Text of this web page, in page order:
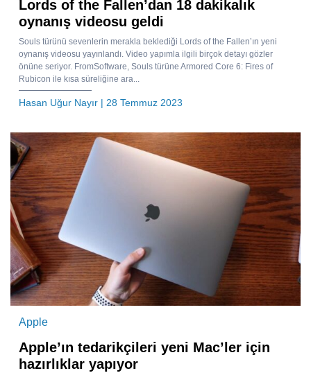
Lords of the Fallen’dan 18 dakikalık
oynanış videosu geldi
Souls türünü sevenlerin merakla beklediği Lords of the Fallen’ın yeni
oynanış videosu yayınlandı. Video yapımla ilgili birçok detayı gözler
önüne seriyor. FromSoftware, Souls türüne Armored Core 6: Fires of
Rubicon ile kısa süreliğine ara...
Hasan Uğur Nayır | 28 Temmuz 2023
Apple
Apple’ın tedarikçileri yeni Mac’ler için
hazırlıklar yapıyor